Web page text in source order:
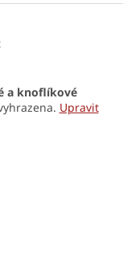
a knoflíkové
Upravit